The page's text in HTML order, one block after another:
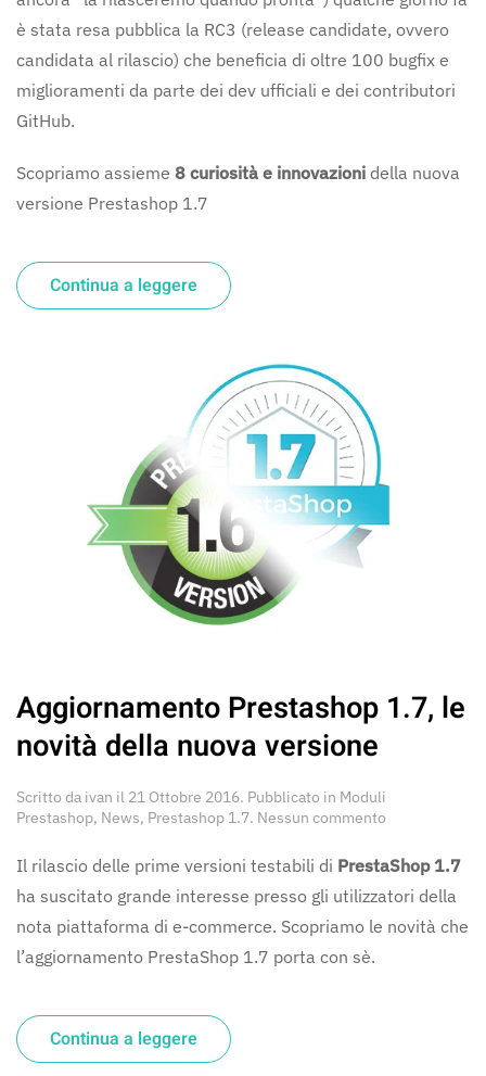
è stata resa pubblica la RC3 (release candidate, ovvero
candidata al rilascio) che beneficia di oltre 100 bugfix e
miglioramenti da parte dei dev ufficiali e dei contributori
GitHub.
Scopriamo assieme 8 curiosità e innovazioni della nuova
versione Prestashop 1.7
Continua a leggere
Aggiornamento Prestashop 1.7, le
novità della nuova versione
Scritto da ivan il 21 Ottobre 2016. Pubblicato in Moduli
Prestashop, News, Prestashop 1.7. Nessun commento
Prestashop
1.7,
le
novità
Il rilascio delle prime versioni testabili di PrestaShop 1.7
ha suscitato grande interesse presso gli utilizzatori della
nota piattaforma di e-commerce. Scopriamo le novità che
l’aggiornamento PrestaShop 1.7 porta con sè.
Continua a leggere